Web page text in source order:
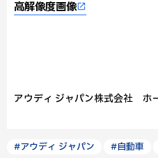
高解像度画像
アウディ ジャパン株式会社 ホ
#アウディ ジャパン #自動車